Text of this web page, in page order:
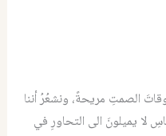
الصمتِ مريحةً، ونشعُرُ أننا
لا يميلونَ الى التحاورِ في